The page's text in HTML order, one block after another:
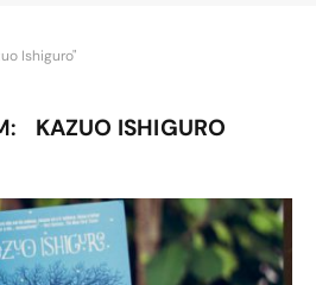
Ishiguro"
KAZUO ISHIGURO